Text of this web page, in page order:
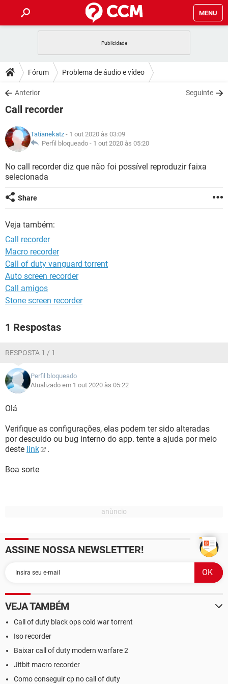
MENU
CELULAR FACEBOOK
OUTLOOK
INSTAGRAM
GUIA DE COMPRAS
DICAS
JOGOS WHATSAPP
INSTAGRAM GMAIL
GUIA DE COMPRAS
DOWNLOADS
JOGOS
CELULAR
OUTLOOK EXCEL
INSTAGRAM GMAIL
GUIA DE COMPRAS
JOGOS WHATSAPP
CELULAR
OUTLOOK EXCEL
GLOSSÁRIO
JOGOS WHATSAPP
CELULAR
OUTLOOK
GUIA DE COMPRAS
Fórum Problema de áudio e vídeo
Anterior Seguinte
Call recorder
Tatianekatz - 1 out 2020 às 03:09
Perfil bloqueado - 1 out 2020 às 05:20
No call recorder diz que não foi possível reproduzir faixa
selecionada
Share
Veja também:
Call recorder
Macro recorder
Call of duty vanguard torrent
Auto screen recorder
Call amigos
Stone screen recorder
1 Respostas
RESPOSTA 1 / 1
Perfil bloqueado
Atualizado em 1 out 2020 às 05:22
Olá
Verifique as configurações, elas podem ter sido alteradas
por descuido ou bug interno do app. tente a ajuda por meio
deste link .
Boa sorte
ASSINE NOSSA NEWSLETTER!
VEJA TAMBÉM
Call of duty black ops cold war torrent
Iso recorder
Baixar call of duty modern warfare 2
Jitbit macro recorder
Como conseguir cp no call of duty